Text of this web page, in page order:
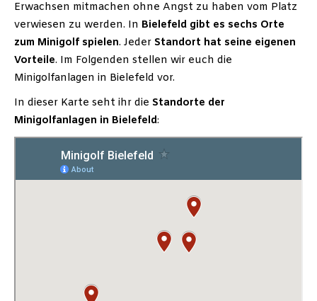
Erwachsen mitmachen ohne Angst zu haben vom Platz
verwiesen zu werden. In Bielefeld gibt es sechs Orte
zum Minigolf spielen. Jeder Standort hat seine eigenen
Vorteile. Im Folgenden stellen wir euch die
Minigolfanlagen in Bielefeld vor.
In dieser Karte seht ihr die Standorte der
Minigolfanlagen in Bielefeld: